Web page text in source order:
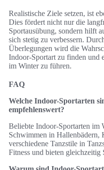
Realistische Ziele setzen, ist
Dies fördert nicht nur die
Sportausübung, sondern hilft
sich stetig zu verbessern.
Überlegungen wird die
Indoor-Sportart zu finden und
im Winter zu führen.
FAQ
Welche Indoor-Sportarten
empfehlenswert?
Beliebte Indoor-Sportarten im
Schwimmen in Hallenbädern,
verschiedene Tanzstile in
Fitness und bieten gleichzeitig